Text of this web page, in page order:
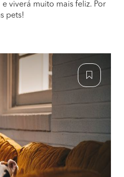
e viverá muito mais feliz. Por
pets!